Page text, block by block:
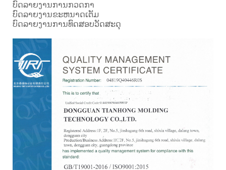
ບົດລາຍງານການກວດກາ
ບົດລາຍງານຂະຫນາດເຕັມ
ບົດລາຍງານການທົດສອບວັດສະດຸ